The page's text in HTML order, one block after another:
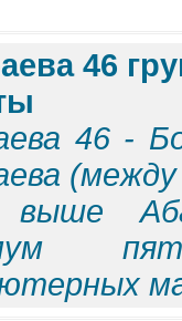
46
46 -
(между
выше